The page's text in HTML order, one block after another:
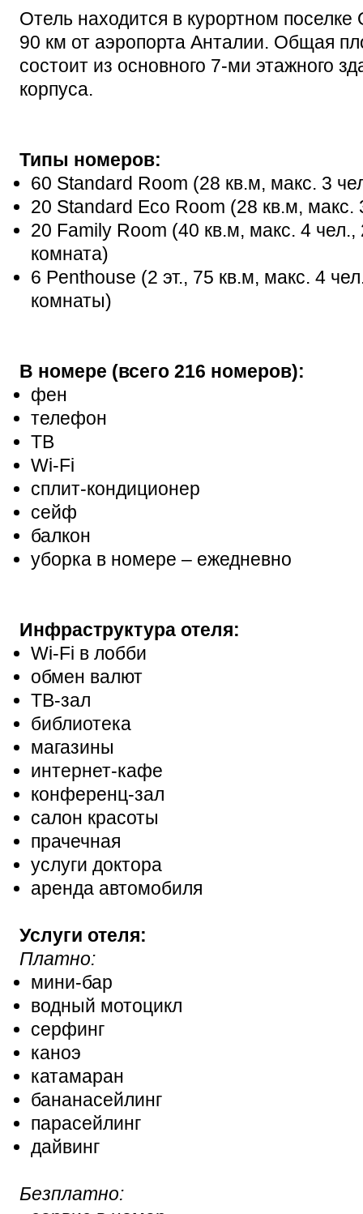
Отель находится в курортном
90 км от аэропорта Анталии. Общая
состоит из основного 7-ми этажного
корпуса.
Типы номеров:
60 Standard Room (28 кв.м, макс. 3
20 Standard Eco Room (28 кв.м, макс.
20 Family Room (40 кв.м, макс. 4
комната)
6 Penthouse (2 эт., 75 кв.м, макс. 4
комнаты)
В номере (всего 216 номеров):
фен
телефон
ТВ
Wi-Fi
сплит-кондиционер
сейф
балкон
уборка в номере – ежедневно
Инфраструктура отеля:
Wi-Fi в лобби
обмен валют
ТВ-зал
библиотека
магазины
интернет-кафе
конференц-зал
салон красоты
прачечная
услуги доктора
аренда автомобиля
Услуги отеля:
Платно:
мини-бар
водный мотоцикл
серфинг
каноэ
катамаран
бананасейлинг
парасейлинг
дайвинг
Безплатно: